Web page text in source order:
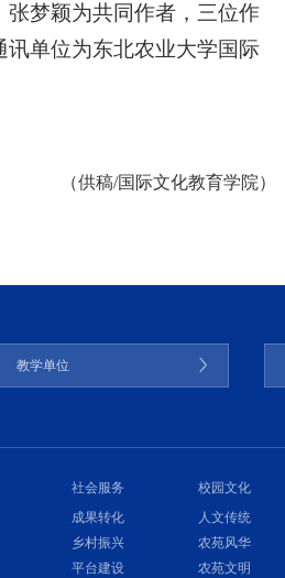
梦颖为共同作者，三位作
单位为东北农业大学国际
（供稿/国际文化教育学院）
教学单位
社会服务
成果转化
乡村振兴
平台建设
校园文化
人文传统
农苑风华
农苑文明